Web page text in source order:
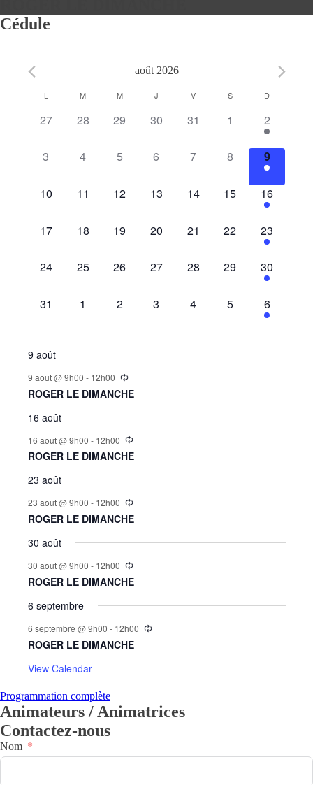
Cédule
août 2026
Calendar
of
L M M J V S D
0
27
0
28
0
29
0
30
0
31
0
1
1
event,
2
0
3
0
4
0
5
0
6
0
7
0
8
1
event,
9
0
10
0
11
0
12
0
13
0
14
0
15
1
event,
16
0
17
0
18
0
19
0
20
0
21
0
22
1
event,
23
0
24
0
25
0
26
0
27
0
28
0
29
1
event,
30
0
31
0
1
0
2
0
3
0
4
0
5
1
event,
6
9 août
9 août @ 9h00 - 12h00
ROGER LE DIMANCHE
16 août
16 août @ 9h00 - 12h00
ROGER LE DIMANCHE
23 août
23 août @ 9h00 - 12h00
ROGER LE DIMANCHE
30 août
30 août @ 9h00 - 12h00
ROGER LE DIMANCHE
6 septembre
6 septembre @ 9h00 - 12h00
ROGER LE DIMANCHE
View Calendar
Programmation complète
Animateurs / Animatrices
Contactez-nous
Nom